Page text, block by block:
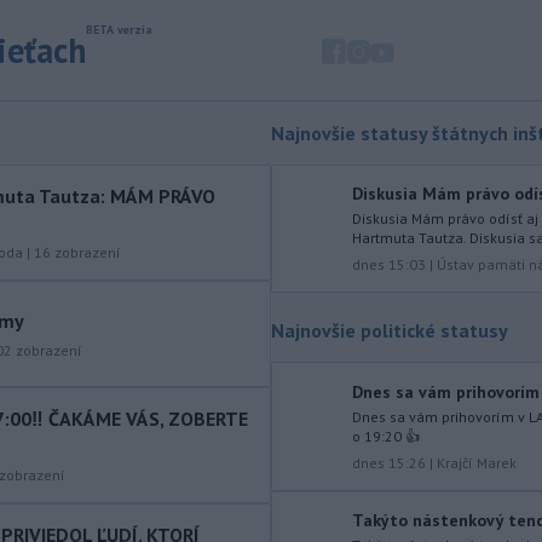
ktorýminulý rok autom vrazil do davu
ľudí v Mníchove a zabil dvojročné
Severná Kórea vo štvrtok
odpálila najmenej jeden
neidentifikovanýprojektil smerom k
juhokórejská armáda.
rokovaní o vstupe do Európskej
únie chce zachovať suverénnu
kontrolu nad všetkým rybolovom.
funkcii hodnotí pôsobenie
prezidenta Karola Nawrockého
Tautza: MÁM PRÁVO
| 16 zobrazení
zobrazení
ČAKÁME VÁS, ZOBERTE
zobrazení
ĽUDÍ, KTORÍ
Najnovšie statusy štátnych
Diskusia Mám právo
Diskusia Mám právo odísť
Hartmuta Tautza. Diskusia
dnes 15:03 | Ústav pamäti
Najnovšie politické statusy
Dnes sa vám prihovorím
Dnes sa vám prihovorím v
o 19:20 👍
dnes 15:26 | Krajčí Marek
Takýto nástenkový